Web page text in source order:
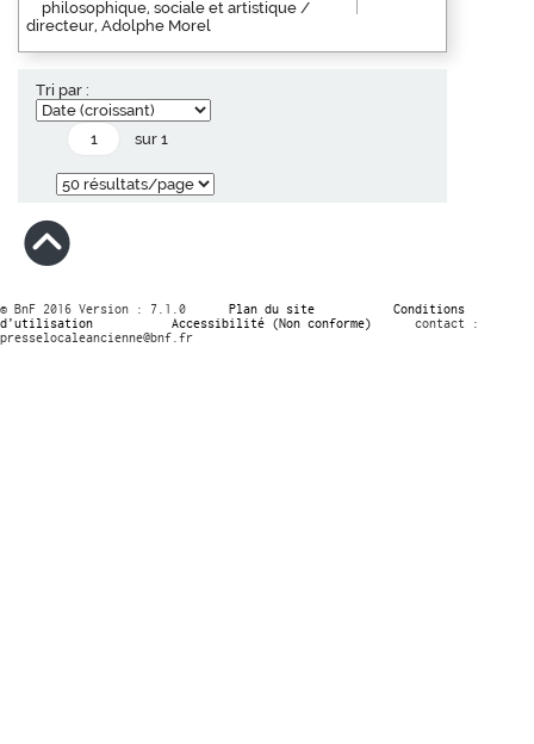
philosophique, sociale et artistique /
directeur, Adolphe Morel
Tri par :
sur 1
© BnF 2016 Version : 7.1.0 Plan du site
Conditions
d’utilisation
Accessibilité (Non conforme)
contact :
presselocaleancienne@bnf.fr